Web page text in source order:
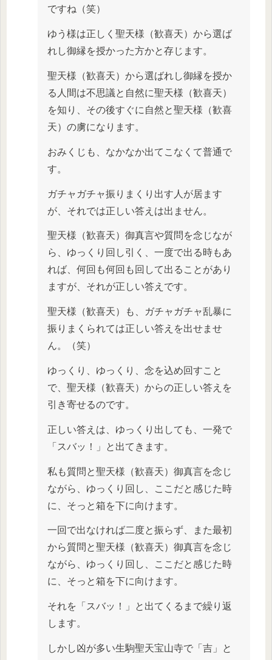
ですね（笑）
ゆう様は正しく聖天様（歓喜天）から選ば
れし御縁を授かった方かと存じます。
聖天様（歓喜天）から選ばれし御縁を授か
る人間は不思議と自然に聖天様（歓喜天）
を知り、その後すぐに自然と聖天様（歓喜
天）の虜になります。
おみくじも、なかなか出てこなくて普通で
す。
ガチャガチャ振りまくり出す人が居ます
が、それでは正しい答えは出ません。
聖天様（歓喜天）御真言や質問を念じなが
ら、ゆっくり回し引く、一度で出る時もあ
れば、何回も何回も回して出ることがあり
ますが、それが正しい答えです。
聖天様（歓喜天）も、ガチャガチャ乱暴に
振りまくられては正しい答えを出せませ
ん。（笑）
ゆっくり、ゆっくり、念を込め回すこと
で、聖天様（歓喜天）からの正しい答えを
引き寄せるのです。
正しい答えは、ゆっくり出しても、一発で
「スバッ！」と出てきます。
私も質問と聖天様（歓喜天）御真言を念じ
ながら、ゆっくり回し、ここだと感じた時
に、そっと箱を下に向けます。
一回で出なければ二度と振らず、また最初
から質問と聖天様（歓喜天）御真言を念じ
ながら、ゆっくり回し、ここだと感じた時
に、そっと箱を下に向けます。
それを「スバッ！」と出てくるまで繰り返
します。
しかし凶が多い生駒聖天宝山寺で「吉」と